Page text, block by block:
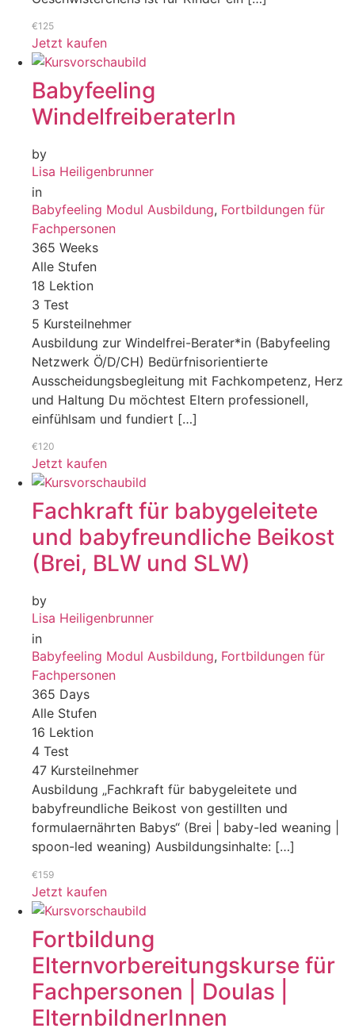
€125
Jetzt kaufen
Babyfeeling
WindelfreiberaterIn
by
Lisa Heiligenbrunner
in
Babyfeeling Modul Ausbildung, Fortbildungen für
Fachpersonen
365 Weeks
Alle Stufen
18 Lektion
3 Test
5 Kursteilnehmer
Ausbildung zur Windelfrei-Berater*in (Babyfeeling
Netzwerk Ö/D/CH) Bedürfnisorientierte
Ausscheidungsbegleitung mit Fachkompetenz, Herz
und Haltung Du möchtest Eltern professionell,
einfühlsam und fundiert […]
€120
Jetzt kaufen
Fachkraft für babygeleitete
und babyfreundliche Beikost
(Brei, BLW und SLW)
by
Lisa Heiligenbrunner
in
Babyfeeling Modul Ausbildung, Fortbildungen für
Fachpersonen
365 Days
Alle Stufen
16 Lektion
4 Test
47 Kursteilnehmer
Ausbildung „Fachkraft für babygeleitete und
babyfreundliche Beikost von gestillten und
formulaernährten Babys“ (Brei | baby-led weaning |
spoon-led weaning) Ausbildungsinhalte: […]
€159
Jetzt kaufen
Fortbildung
Elternvorbereitungskurse für
Fachpersonen | Doulas |
ElternbildnerInnen